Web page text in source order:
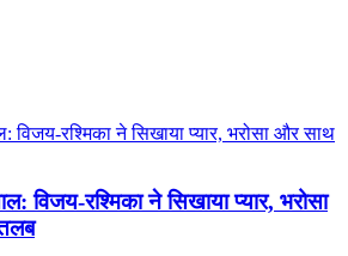
विजय-रश्मिका ने सिखाया प्यार, भरोसा